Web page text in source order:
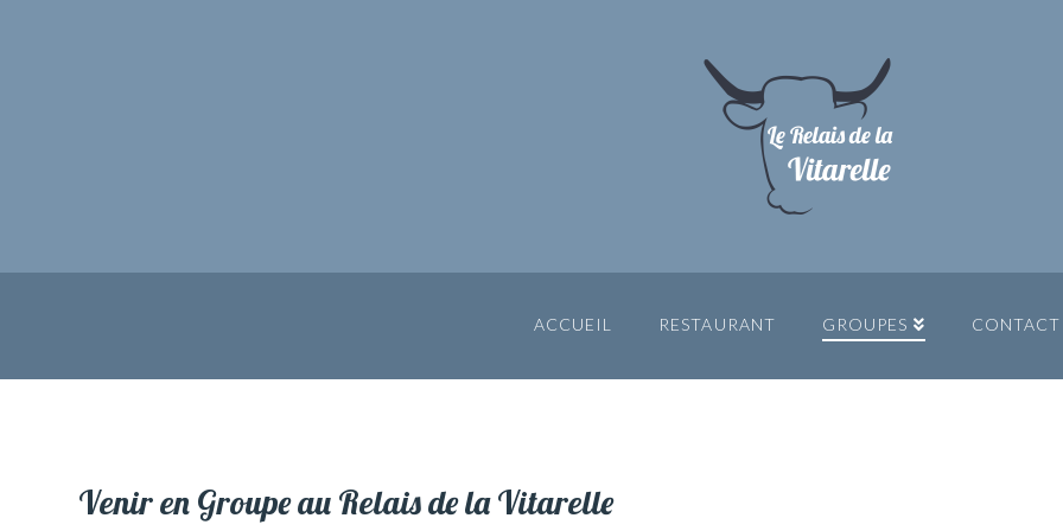
ACCUEIL RESTAURANT GROUPES CONTACT
Venir en Groupe au Relais de la Vitarelle